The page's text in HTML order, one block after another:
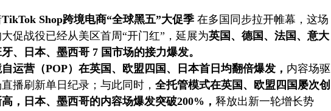
TikTok Shop跨境电商“全球黑五”大促季在多国同步拉开帷幕，这场
促战役已经从美区首周“开门红”，延展为英国、德国、法国、意大
、日本、墨西哥 7 国市场的接力爆发。
运营（POP）在英国、欧盟四国、日本首日均翻倍爆发， 内容场驱
播刷新单日纪录；与此同时， 全托管模式在英国、欧盟四国屡次创
，日本、墨西哥的内容场爆发突破200% ， 释放出新一轮增长势